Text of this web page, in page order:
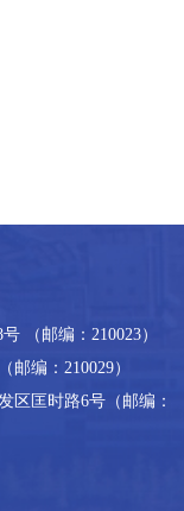
（邮编：210023）
编：210029）
区匡时路6号（邮编：